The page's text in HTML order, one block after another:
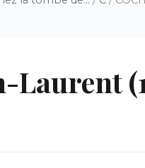
Laurent